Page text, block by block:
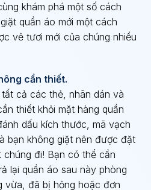
khám phá một số cách
quần áo mới một cách
vẻ tươi mới của chúng nhiều
cần thiết.
cả các thẻ, nhãn dán và
thiết khỏi mặt hàng quần
dấu kích thước, mã vạch
bạn không giặt nên được đặt
đi! Bạn có thể cần
lại quần áo sau này phòng
vừa, đã bị hỏng hoặc đơn